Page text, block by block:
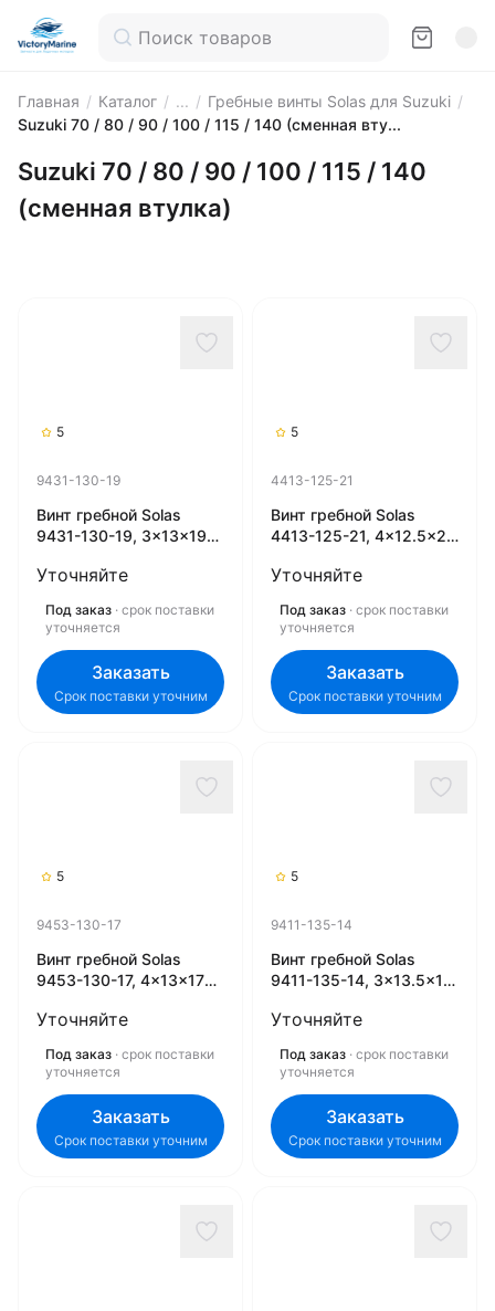
Главная / Каталог / ... / Гребные винты Solas для Suzuki /
Suzuki 70 / 80 / 90 / 100 / 115 / 140 (сменная вту...
Suzuki 70 / 80 / 90 / 100 / 115 / 140
(сменная втулка)
5
9431-130-19
Винт гребной Solas
9431-130-19, 3x13x19
Уточняйте
Под заказ · срок поставки
уточняется
Заказать
Срок поставки уточним
5
4413-125-21
Винт гребной Solas
4413-125-21, 4x12.5x21
Уточняйте
Под заказ · срок поставки
уточняется
Заказать
Срок поставки уточним
5
9453-130-17
Винт гребной Solas
9453-130-17, 4x13x17
Уточняйте
Под заказ · срок поставки
уточняется
Заказать
Срок поставки уточним
5
9411-135-14
Винт гребной Solas
9411-135-14, 3x13.5x14
Уточняйте
Под заказ · срок поставки
уточняется
Заказать
Срок поставки уточним